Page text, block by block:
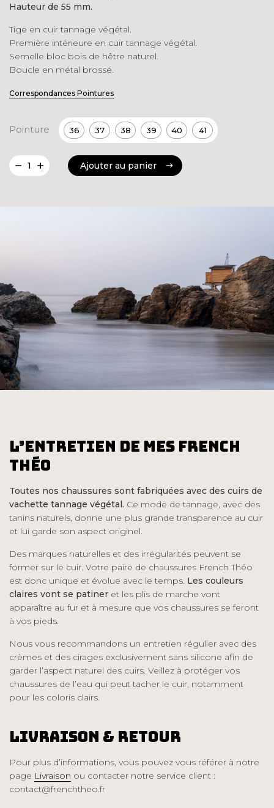
Hauteur de 55 mm.
Tige en cuir tannage végétal.
Première intérieure en cuir tannage végétal.
Semelle bloc bois de hêtre naturel.
Boucle en métal brossé.
Correspondances Pointures
Pointure 36 37 38 39 40 41
quantité
de
Ajouter au panier
Ajouter au panier
l’Entretien de mes French
Théo
Toutes nos chaussures sont fabriquées avec des cuirs de
vachette tannage végétal. Ce mode de tannage, avec des
tanins naturels, donne une plus grande transparence au cuir
et lui garde son aspect originel.
Des marques naturelles et des irrégularités peuvent se
former sur le cuir. Votre paire de chaussures French Théo
est donc unique et évolue avec le temps. Les couleurs
claires vont se patiner et les plis de marche vont
apparaître au fur et à mesure que vos chaussures se feront
à vos pieds.
Nous vous recommandons un entretien régulier avec des
crèmes et des cirages exclusivement sans silicone afin de
garder l’aspect naturel des cuirs. Veillez à protéger vos
chaussures de l’eau qui peut tacher le cuir, notamment
pour les coloris clairs.
Livraison & Retour
Pour plus d’informations, vous pouvez vous référer à notre
page Livraison ou contacter notre service client :
contact@frenchtheo.fr